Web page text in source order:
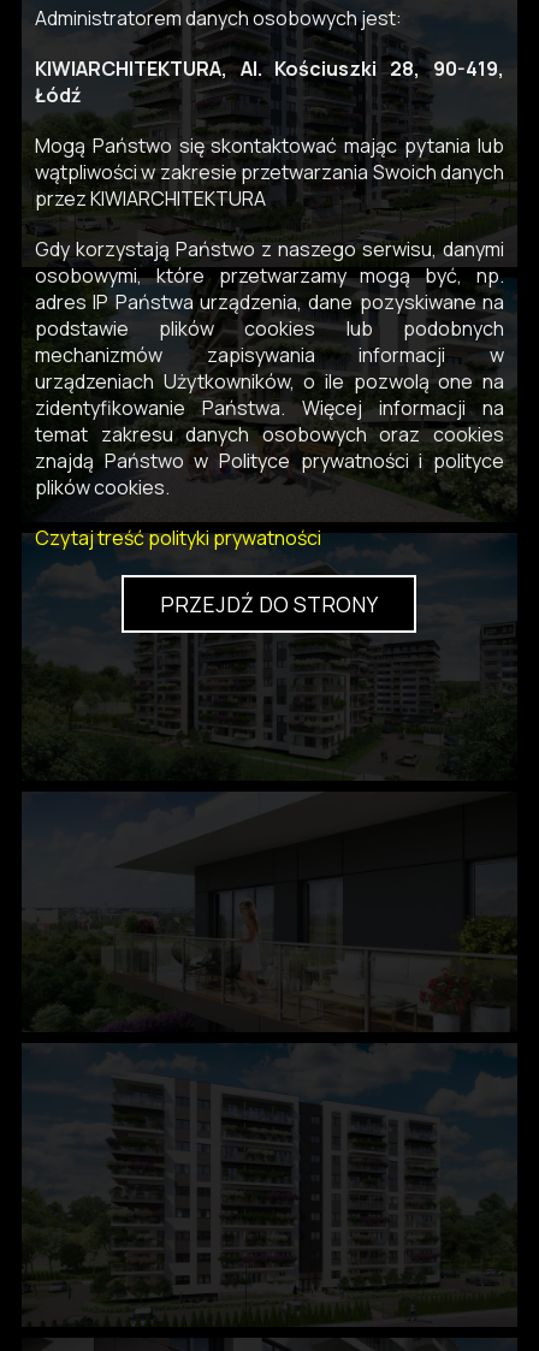
Administratorem danych osobowych jest:
KIWIARCHITEKTURA, Al. Kościuszki 28, 90-419,
Łódź
Mogą Państwo się skontaktować mając pytania lub
wątpliwości w zakresie przetwarzania Swoich danych
przez KIWIARCHITEKTURA
Gdy korzystają Państwo z naszego serwisu, danymi
osobowymi, które przetwarzamy mogą być, np.
adres IP Państwa urządzenia, dane pozyskiwane na
podstawie plików cookies lub podobnych
mechanizmów zapisywania informacji w
urządzeniach Użytkowników, o ile pozwolą one na
zidentyfikowanie Państwa. Więcej informacji na
temat zakresu danych osobowych oraz cookies
znajdą Państwo w Polityce prywatności i polityce
plików cookies.
Czytaj treść polityki prywatności
PRZEJDŹ DO STRONY